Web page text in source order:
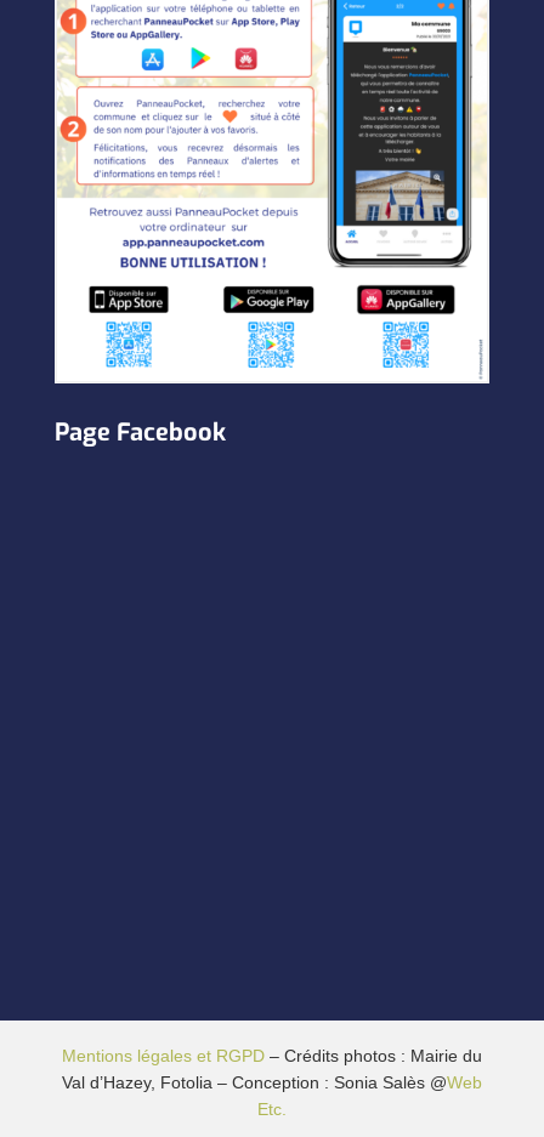
Page Facebook
Mentions légales et RGPD– Crédits photos : Mairie du
Val d’Hazey, Fotolia – Conception : Sonia Salès @Web
Etc.